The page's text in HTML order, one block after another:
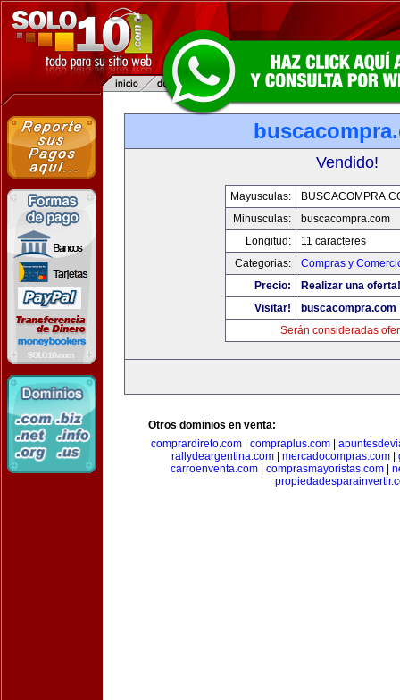
Vendido!
Mayusculas:
Minusculas:
buscacompra.com
Longitud:
11 caracteres
Categorias:
Compras y
Precio:
Realizar una oferta!
Visitar!
buscacompra.com
Serán consideradas
Otros dominios en venta:
comprardireto.com
compraplus.com
rallydeargentina.com
mercadocompras.com
carroenventa.com| comprasmayoristas.com|